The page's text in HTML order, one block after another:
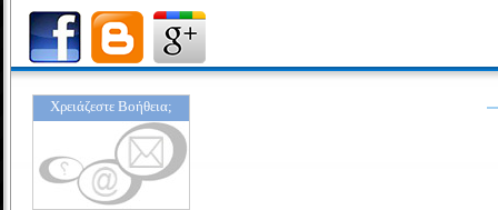
Χρειάζεστε Βοήθεια;